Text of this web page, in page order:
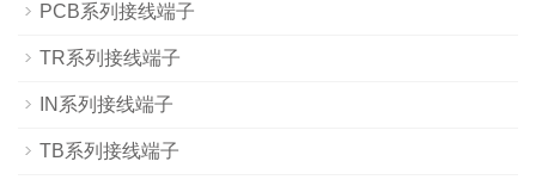
PCB系列接线端子
TR系列接线端子
IN系列接线端子
TB系列接线端子